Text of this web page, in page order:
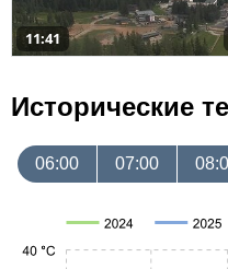
11:41
Исторические
06:00 07:00